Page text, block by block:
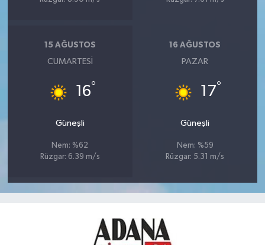
15 AĞUSTOS
CUMARTESI
16°
Güneşli
Nem: %62
Rüzgar: 6.39 m/s
16 AĞUSTOS
PAZAR
17°
Güneşli
Nem: %59
Rüzgar: 5.31 m/s